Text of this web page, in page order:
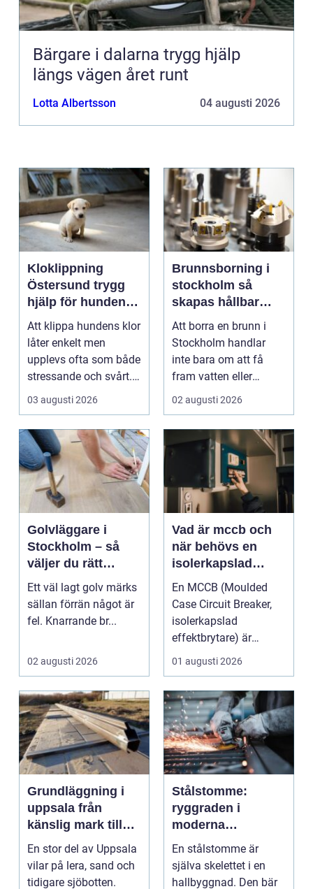
Bärgare i dalarna trygg hjälp
längs vägen året runt
Lotta Albertsson 04 augusti 2026
Kloklippning
Östersund trygg
hjälp för hundens
tassar
Att klippa hundens klor
låter enkelt men
upplevs ofta som både
stressande och svårt.
Många hundägare...
03 augusti 2026
Brunnsborning i
stockholm så
skapas hållbar
tillgång till vatten
och energi
Att borra en brunn i
Stockholm handlar
inte bara om att få
fram vatten eller
värme. Det är också
02 augusti 2026
Golvläggare i
Stockholm – så
väljer du rätt
hantverkare för
hållbara golv
Ett väl lagt golv märks
sällan förrän något är
fel. Knarrande br...
02 augusti 2026
Vad är mccb och
när behövs en
isolerkapslad
effektbrytare?
En MCCB (Moulded
Case Circuit Breaker,
isolerkapslad
effektbrytare) är
hjärtat i många
moderna elför...
01 augusti 2026
Grundläggning i
uppsala från
känslig mark till
stabila
konstruktioner
En stor del av Uppsala
vilar på lera, sand och
tidigare sjöbotten.
Stålstomme:
ryggraden i
moderna
hallbyggnader
En stålstomme är
själva skelettet i en
hallbyggnad. Den bär